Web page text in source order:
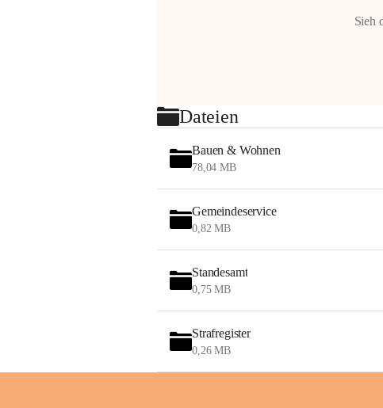
Sieh
Dateien
Bauen & Wohnen
78,04 MB
Gemeindeservice
0,82 MB
Standesamt
0,75 MB
Strafregister
0,26 MB